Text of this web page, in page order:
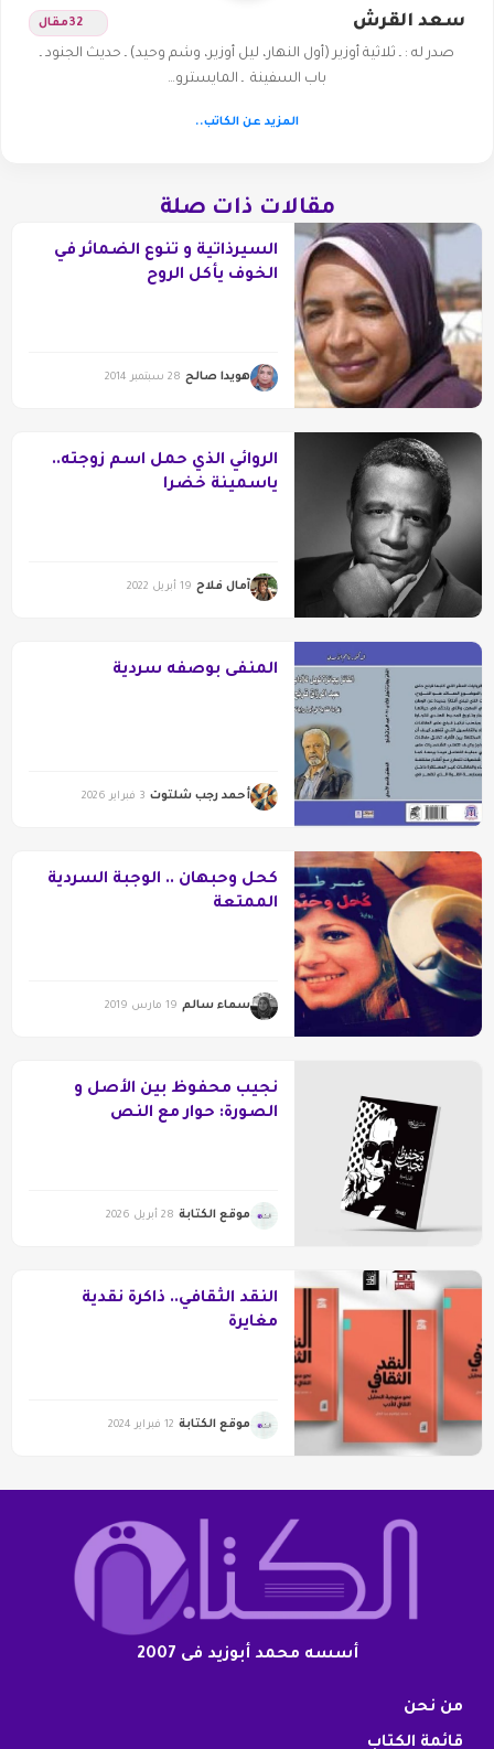
سعد القرش 32مقال
صدر له : ـ ثلاثية أوزير (أول النهار، ليل أوزير، وشم وحيد) ـ حديث الجنود ـ
باب السفينة ـ المايسترو…
المزيد عن الكاتب..
مقالات ذات صلة
السيرذاتية و تنوع الضمائر في
الخوف يأكل الروح
هويدا صالح 28 سبتمبر 2014
الروائي الذي حمل اسم زوجته..
ياسمينة خضرا
آمال فلاح 19 أبريل 2022
المنفى بوصفه سردية
أحمد رجب شلتوت 3 فبراير 2026
كحل وحبهان .. الوجبة السردية
الممتعة
سماء سالم 19 مارس 2019
نجيب محفوظ بين الأصل و
الصورة: حوار مع النص
موقع الكتابة 28 أبريل 2026
النقد الثقافي.. ذاكرة نقدية
مغايرة
موقع الكتابة 12 فبراير 2024
أسسه محمد أبوزيد فى 2007
من نحن
قائمة الكتاب